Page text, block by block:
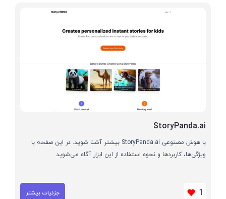
StoryPanda.ai
با هوش مصنوعی StoryPanda.ai بیشتر آشنا شوید. در این صفحه با
ویژگی‌ها، کاربردها و نحوه استفاده از این ابزار آگاه می‌شوید
1 جزئیات بیشتر